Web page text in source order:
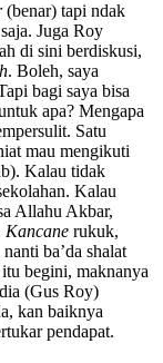
(benar) tapi ndak
Juga Roy
di sini berdiskusi,
. Boleh, saya
bagi saya bisa
apa? Mengapa
Satu
mau mengikuti
Kalau tidak
Kalau
Allahu Akbar,
Kancane rukuk,
ba’da shalat
begini, maknanya
(Gus Roy)
kan baiknya
pendapat.